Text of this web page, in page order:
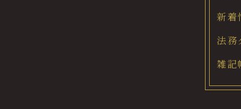
新着
法務
雑記